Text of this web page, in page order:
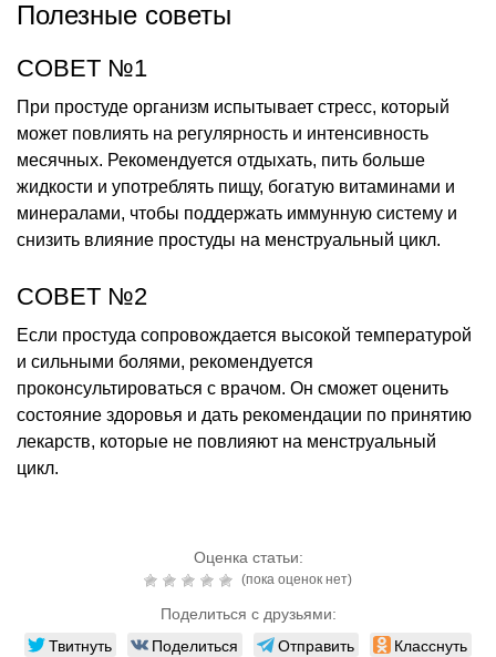
Полезные советы
СОВЕТ №1
При простуде организм испытывает стресс, который
может повлиять на регулярность и интенсивность
месячных. Рекомендуется отдыхать, пить больше
жидкости и употреблять пищу, богатую витаминами и
минералами, чтобы поддержать иммунную систему и
снизить влияние простуды на менструальный цикл.
СОВЕТ №2
Если простуда сопровождается высокой температурой
и сильными болями, рекомендуется
проконсультироваться с врачом. Он сможет оценить
состояние здоровья и дать рекомендации по принятию
лекарств, которые не повлияют на менструальный
цикл.
Оценка статьи:
(пока оценок нет)
Поделиться с друзьями:
Твитнуть Поделиться Отправить Класснуть